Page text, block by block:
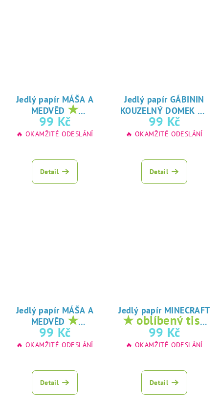
Jedlý papír MÁŠA A
MEDVĚD ★
oblíbený tisk na
jedlý papír
99 Kč
🔥 OKAMŽITÉ ODESLÁNÍ
Detail
Jedlý papír GÁBININ
KOUZELNÝ DOMEK ★
oblíbený tisk na
jedlý papír
99 Kč
🔥 OKAMŽITÉ ODESLÁNÍ
Detail
Jedlý papír MÁŠA A
MEDVĚD ★
oblíbený tisk na
jedlý papír
99 Kč
🔥 OKAMŽITÉ ODESLÁNÍ
Detail
Jedlý papír MINECRAFT
★ oblíbený tisk
na jedlý papír
99 Kč
🔥 OKAMŽITÉ ODESLÁNÍ
Detail